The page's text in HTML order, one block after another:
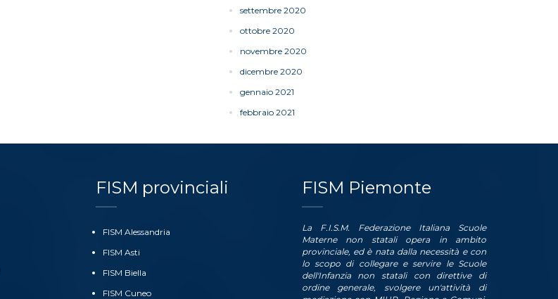
settembre 2020
ottobre 2020
novembre 2020
dicembre 2020
gennaio 2021
febbraio 2021
FISM provinciali
FISM Alessandria
FISM Asti
FISM Biella
FISM Cuneo
FISM Piemonte
La F.I.S.M. Federazione Italiana Scuole
Materne non statali opera in ambito
provinciale, ed è nata dalla necessità e con
lo scopo di collegare e servire le Scuole
dell'Infanzia non statali con direttive di
ordine generale, svolgere un'attività di